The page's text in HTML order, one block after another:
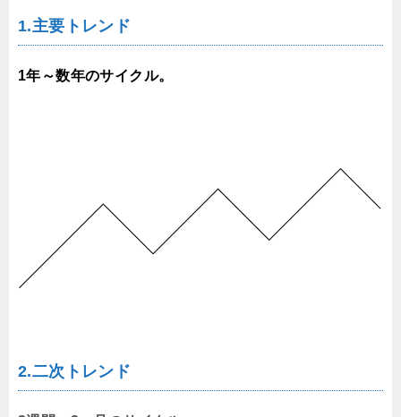
1.主要トレンド
1年～数年のサイクル。
2.二次トレンド